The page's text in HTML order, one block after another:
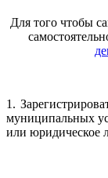
Для того чтобы
1.
муниципальных
или юридическое